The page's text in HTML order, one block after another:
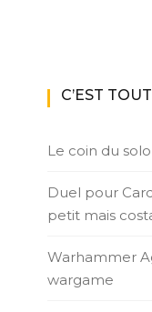
C’EST
Le coin du
Duel pour
petit mais
Warhammer
wargame